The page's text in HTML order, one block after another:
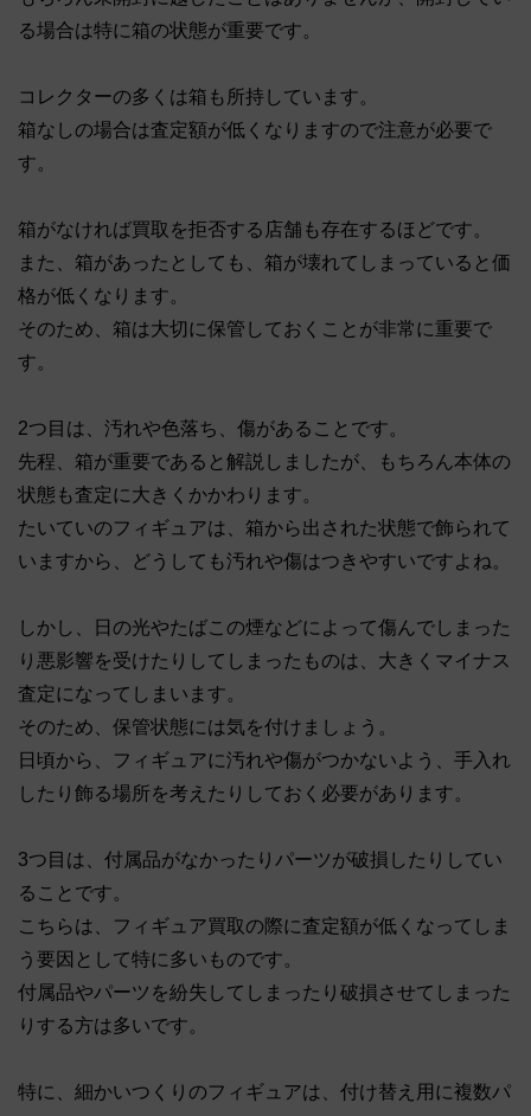
る場合は特に箱の状態が重要です。
コレクターの多くは箱も所持しています。
箱なしの場合は査定額が低くなりますので注意が必要で
す。
箱がなければ買取を拒否する店舗も存在するほどです。
また、箱があったとしても、箱が壊れてしまっていると価
格が低くなります。
そのため、箱は大切に保管しておくことが非常に重要で
す。
2つ目は、汚れや色落ち、傷があることです。
先程、箱が重要であると解説しましたが、もちろん本体の
状態も査定に大きくかかわります。
たいていのフィギュアは、箱から出された状態で飾られて
いますから、どうしても汚れや傷はつきやすいですよね。
しかし、日の光やたばこの煙などによって傷んでしまった
り悪影響を受けたりしてしまったものは、大きくマイナス
査定になってしまいます。
そのため、保管状態には気を付けましょう。
日頃から、フィギュアに汚れや傷がつかないよう、手入れ
したり飾る場所を考えたりしておく必要があります。
3つ目は、付属品がなかったりパーツが破損したりしてい
ることです。
こちらは、フィギュア買取の際に査定額が低くなってしま
う要因として特に多いものです。
付属品やパーツを紛失してしまったり破損させてしまった
りする方は多いです。
特に、細かいつくりのフィギュアは、付け替え用に複数パ